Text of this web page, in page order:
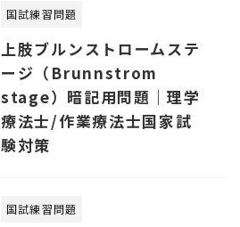
国試練習問題
上肢ブルンストロームステ
ージ（Brunnstrom
stage）暗記用問題｜理学
療法士/作業療法士国家試
験対策
国試練習問題